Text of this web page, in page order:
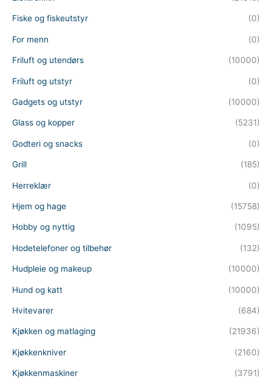
Fiske og fiskeutstyr (0)
For menn (0)
Friluft og utendørs (10000)
Friluft og utstyr (0)
Gadgets og utstyr (10000)
Glass og kopper (5231)
Godteri og snacks (0)
Grill (185)
Herreklær (0)
Hjem og hage (15758)
Hobby og nyttig (1095)
Hodetelefoner og tilbehør (132)
Hudpleie og makeup (10000)
Hund og katt (10000)
Hvitevarer (684)
Kjøkken og matlaging (21936)
Kjøkkenkniver (2160)
Kjøkkenmaskiner (3791)